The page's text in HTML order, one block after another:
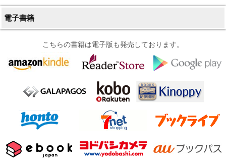
電子書籍
こちらの書籍は電子版も発売しております。